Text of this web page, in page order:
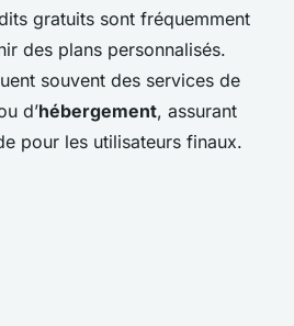
gratuits sont fréquemment
des plans personnalisés.
souvent des services de
d’hébergement, assurant
pour les utilisateurs finaux.